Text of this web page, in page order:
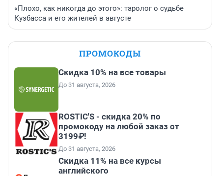
«Плохо, как никогда до этого»: таролог о судьбе
Кузбасса и его жителей в августе
ПРОМОКОДЫ
Скидка 10% на все товары
До 31 августа, 2026
ROSTIC'S - скидка 20% по
промокоду на любой заказ от
3199₽!
До 31 августа, 2026
Скидка 11% на все курсы
английского